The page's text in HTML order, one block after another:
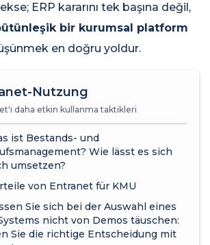
ERP kararını tek başına değil,
bir kurumsal platform
en doğru yoldur.
Nutzung
daha etkin kullanma taktikleri
ist Bestands- und
Wie lässt es sich
umsetzen?
von Entranet für KMU
Sie sich bei der Auswahl eines
nicht von Demos täuschen:
Sie die richtige Entscheidung mit